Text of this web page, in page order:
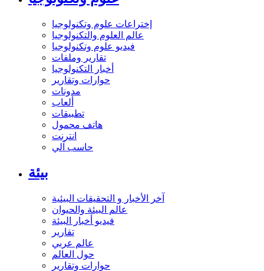
إختراعات علوم وتكنولوجيا
عالم العلوم والتكنولوجيا
فيديو علوم وتكنولوجيا
تقارير وملفات
أخبار التكنولوجيا
حوارات وتقارير
مدونات
ألعاب
تطبيقات
هاتف محمول
انترنت
حاسب آلي
بيئة
آخر الأخبار و التحقيقات البيئية
عالم البيئة والحيوان
فيديو أخبار البيئة
تقارير
عالم عربي
حول العالم
حوارات وتقارير